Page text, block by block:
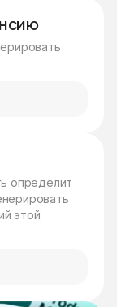
определит
этой